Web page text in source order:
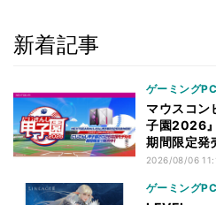
新着記事
ゲーミングPC
マウスコン
子園2026
期間限定発
2026/08/06
ゲーミングPC